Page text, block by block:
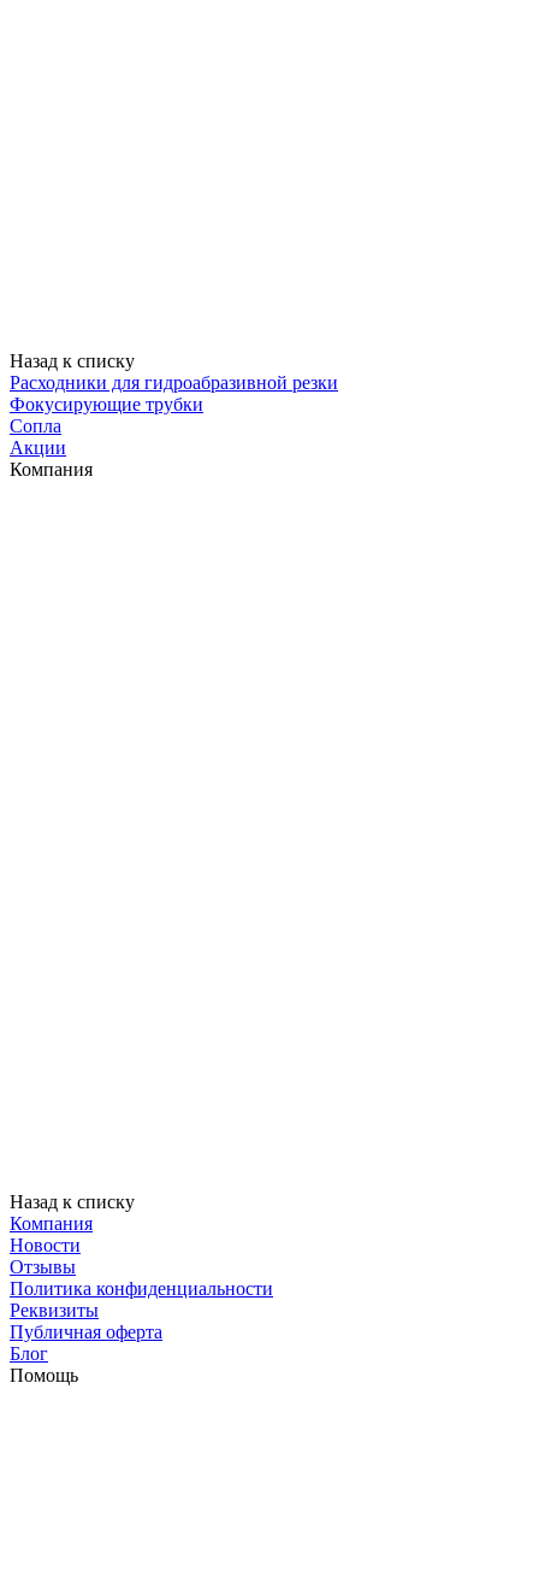
Назад к списку
Расходники для гидроабразивной резки
Фокусирующие трубки
Сопла
Акции
Компания
Назад к списку
Компания
Новости
Отзывы
Политика конфиденциальности
Реквизиты
Публичная оферта
Блог
Помощь